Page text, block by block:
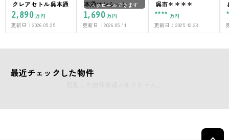
クレアセトル呉本通
2,890 万円
更新日： 2026.05.25
本通マンション
1,690 万円
更新日： 2026.05.11
呉市＊＊＊＊
**** 万円
更新日： 2025.12.23
スクロールできます
最近チェックした物件